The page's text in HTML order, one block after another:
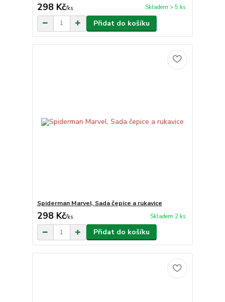
298 Kč/ks Skladem > 5 ks
Přidat do košíku
Spiderman Marvel, Sada čepice a rukavice
298 Kč/ks Skladem 2 ks
Přidat do košíku